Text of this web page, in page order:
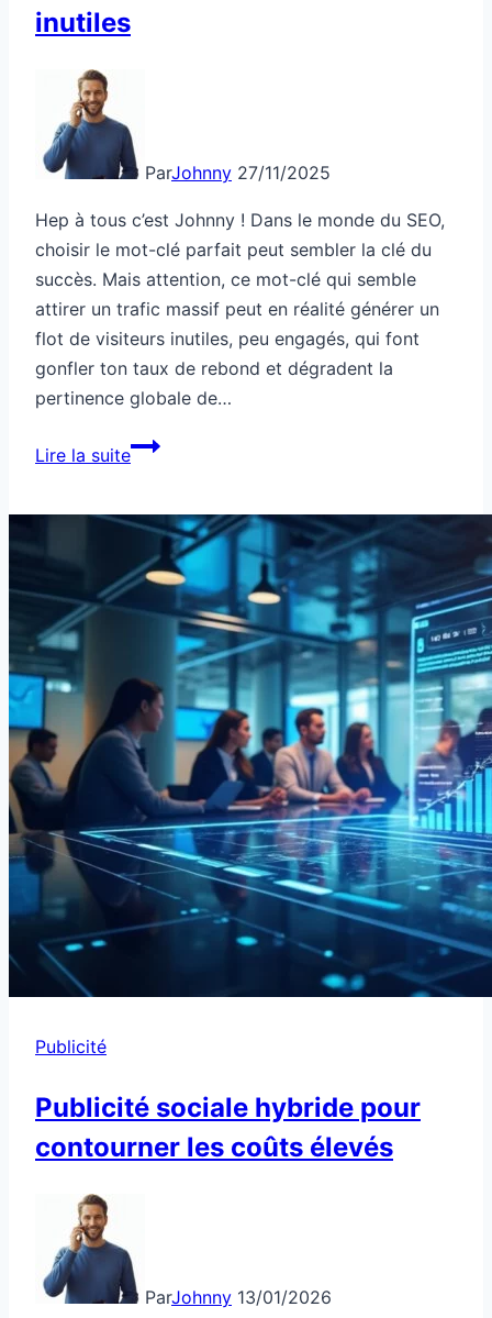
inutiles
ParJohnny 27/11/2025
Hep à tous c’est Johnny ! Dans le monde du SEO,
choisir le mot-clé parfait peut sembler la clé du
succès. Mais attention, ce mot-clé qui semble
attirer un trafic massif peut en réalité générer un
flot de visiteurs inutiles, peu engagés, qui font
gonfler ton taux de rebond et dégradent la
pertinence globale de…
Lire la suiteCe
t’attire
des
visiteurs
inutiles
Publicité
Publicité sociale hybride pour
contourner les coûts élevés
ParJohnny 13/01/2026